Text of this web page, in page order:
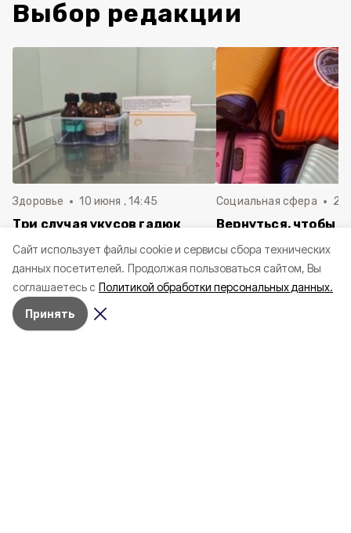
Cайт использует файлы cookie и сервисы сбора технических
данных посетителей. Продолжая пользоваться сайтом, Вы
соглашаетесь с Политикой обработки персональных данных.
Принять
Выбор редакции
Здоровье 10 июня , 14:45
Три случая укусов гадюк
Белгородской области с
начала года
Социальная сфера 20
Вернуться, чтобы
в Белгородскую
пять лет